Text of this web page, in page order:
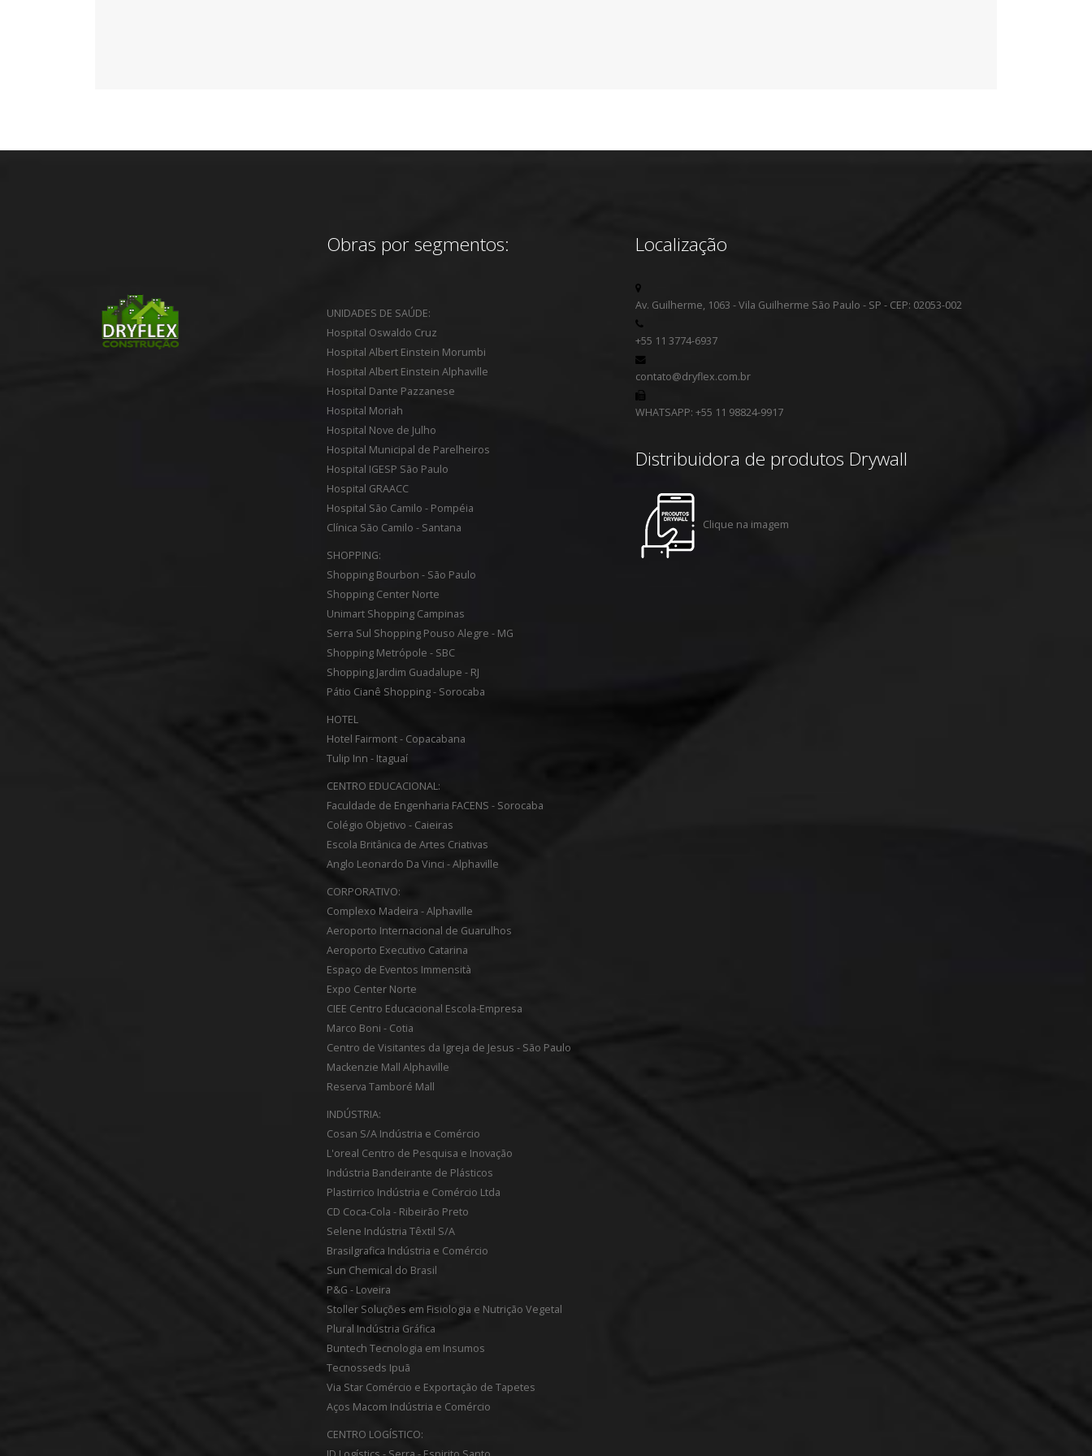
Obras por segmentos:
UNIDADES DE SAÚDE:
Hospital Oswaldo Cruz
Hospital Albert Einstein Morumbi
Hospital Albert Einstein Alphaville
Hospital Dante Pazzanese
Hospital Moriah
Hospital Nove de Julho
Hospital Municipal de Parelheiros
Hospital IGESP São Paulo
Hospital GRAACC
Hospital São Camilo - Pompéia
Clínica São Camilo - Santana
SHOPPING:
Shopping Bourbon - São Paulo
Shopping Center Norte
Unimart Shopping Campinas
Serra Sul Shopping Pouso Alegre - MG
Shopping Metrópole - SBC
Shopping Jardim Guadalupe - RJ
Pátio Cianê Shopping - Sorocaba
HOTEL
Hotel Fairmont - Copacabana
Tulip Inn - Itaguaí
CENTRO EDUCACIONAL:
Faculdade de Engenharia FACENS - Sorocaba
Colégio Objetivo - Caieiras
Escola Britânica de Artes Criativas
Anglo Leonardo Da Vinci - Alphaville
CORPORATIVO:
Complexo Madeira - Alphaville
Aeroporto Internacional de Guarulhos
Aeroporto Executivo Catarina
Espaço de Eventos Immensità
Expo Center Norte
CIEE Centro Educacional Escola-Empresa
Marco Boni - Cotia
Centro de Visitantes da Igreja de Jesus - São Paulo
Mackenzie Mall Alphaville
Reserva Tamboré Mall
INDÚSTRIA:
Cosan S/A Indústria e Comércio
L'oreal Centro de Pesquisa e Inovação
Indústria Bandeirante de Plásticos
Plastirrico Indústria e Comércio Ltda
CD Coca-Cola - Ribeirão Preto
Selene Indústria Têxtil S/A
Brasilgrafica Indústria e Comércio
Sun Chemical do Brasil
P&G - Loveira
Stoller Soluções em Fisiologia e Nutrição Vegetal
Plural Indústria Gráfica
Buntech Tecnologia em Insumos
Tecnosseds Ipuã
Via Star Comércio e Exportação de Tapetes
Aços Macom Indústria e Comércio
CENTRO LOGÍSTICO:
Localização
Av. Guilherme, 1063 - Vila Guilherme São Paulo - SP - CEP: 02053-002
+55 11 3774-6937
contato@dryflex.com.br
WHATSAPP: +55 11 98824-9917
Distribuidora de produtos Drywall
Clique na imagem